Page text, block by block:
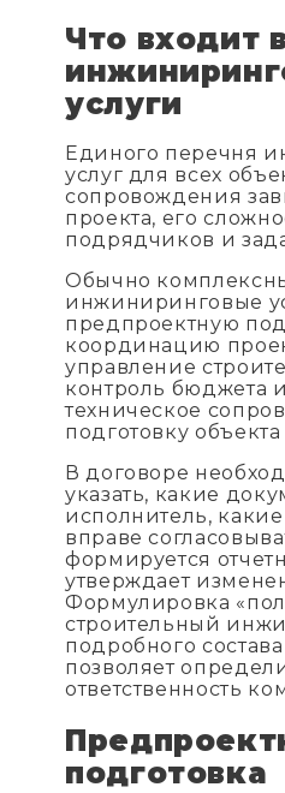
Что входит в
услуги
Единого перечня
услуг для всех
сопровождения
проекта, его
подрядчиков и
Обычно
инжиниринговые
предпроектную
координацию
управление
контроль бюджета
техническое
подготовку
В договоре
указать, какие
исполнитель,
вправе
формируется
утверждает
Формулировка
строительный
подробного
позволяет
ответственность
подготовка